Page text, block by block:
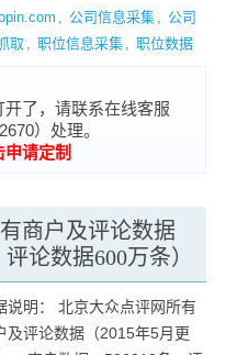
, 公司信息采集 , 公司
取 , 职位信息采集 , 职位数据
了，请联系在线客服
）处理。
申请定制
商户及评论数据
论数据600万条）
说明： 北京大众点评网所有
及评论数据（2015年5月更